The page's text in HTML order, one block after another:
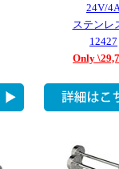
24V/
ステンレ
12427
Only